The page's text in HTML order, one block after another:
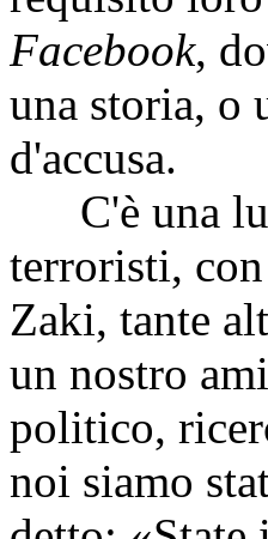
Facebook,
una storia, o
d'accusa.
C'è una
terroristi,
Zaki, tante
un nostro
politico,
noi siamo